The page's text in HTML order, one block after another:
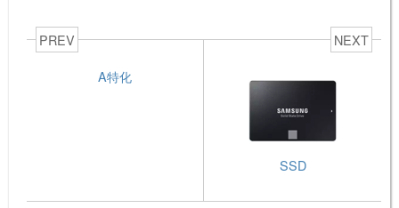
PREV
A特化
NEXT
SSD